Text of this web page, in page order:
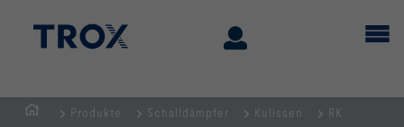
Produkte Schalldämpfer Kulissen RK